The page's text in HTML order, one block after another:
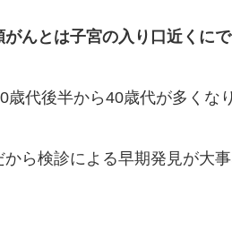
がんとは子宮の入り口近くにで
代後半から40歳代が多くな
ら検診による早期発見が大事